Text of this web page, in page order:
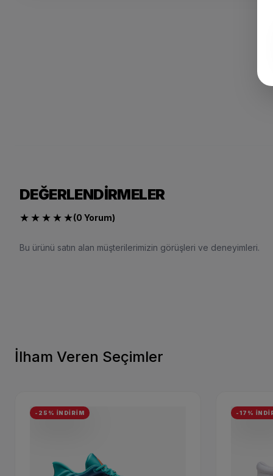
DEĞERLENDIRMELER
★★★★★(0 Yorum)
Bu ürünü satın alan müşterilerimizin görüşleri ve deneyimleri.
İlham Veren Seçimler
-25% İNDİRİM -17%